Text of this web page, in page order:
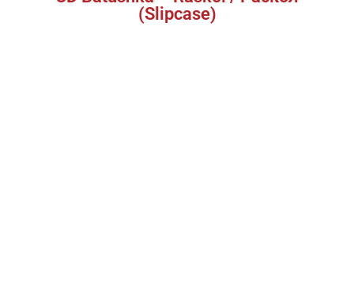
(Slipcase)